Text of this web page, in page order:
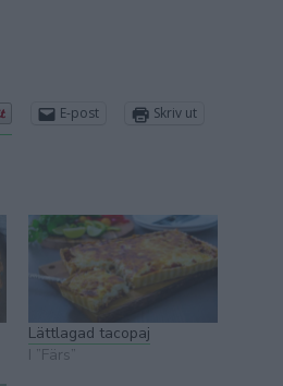
E-post Skriv ut
Lättlagad tacopaj
I ”Färs”